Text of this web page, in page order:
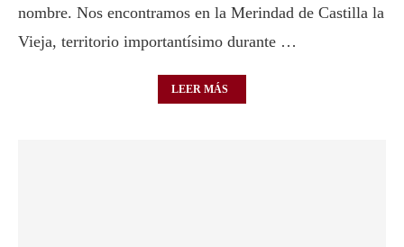
nombre. Nos encontramos en la Merindad de Castilla la
Vieja, territorio importantísimo durante …
LEER MÁS